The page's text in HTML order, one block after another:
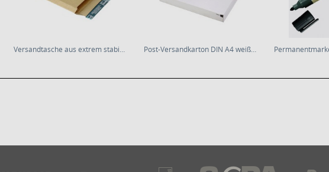
Versandtasche aus extrem stabiler Wellpappe DIN... Post-Versandkarton DIN A4 weiß * Groß- und...